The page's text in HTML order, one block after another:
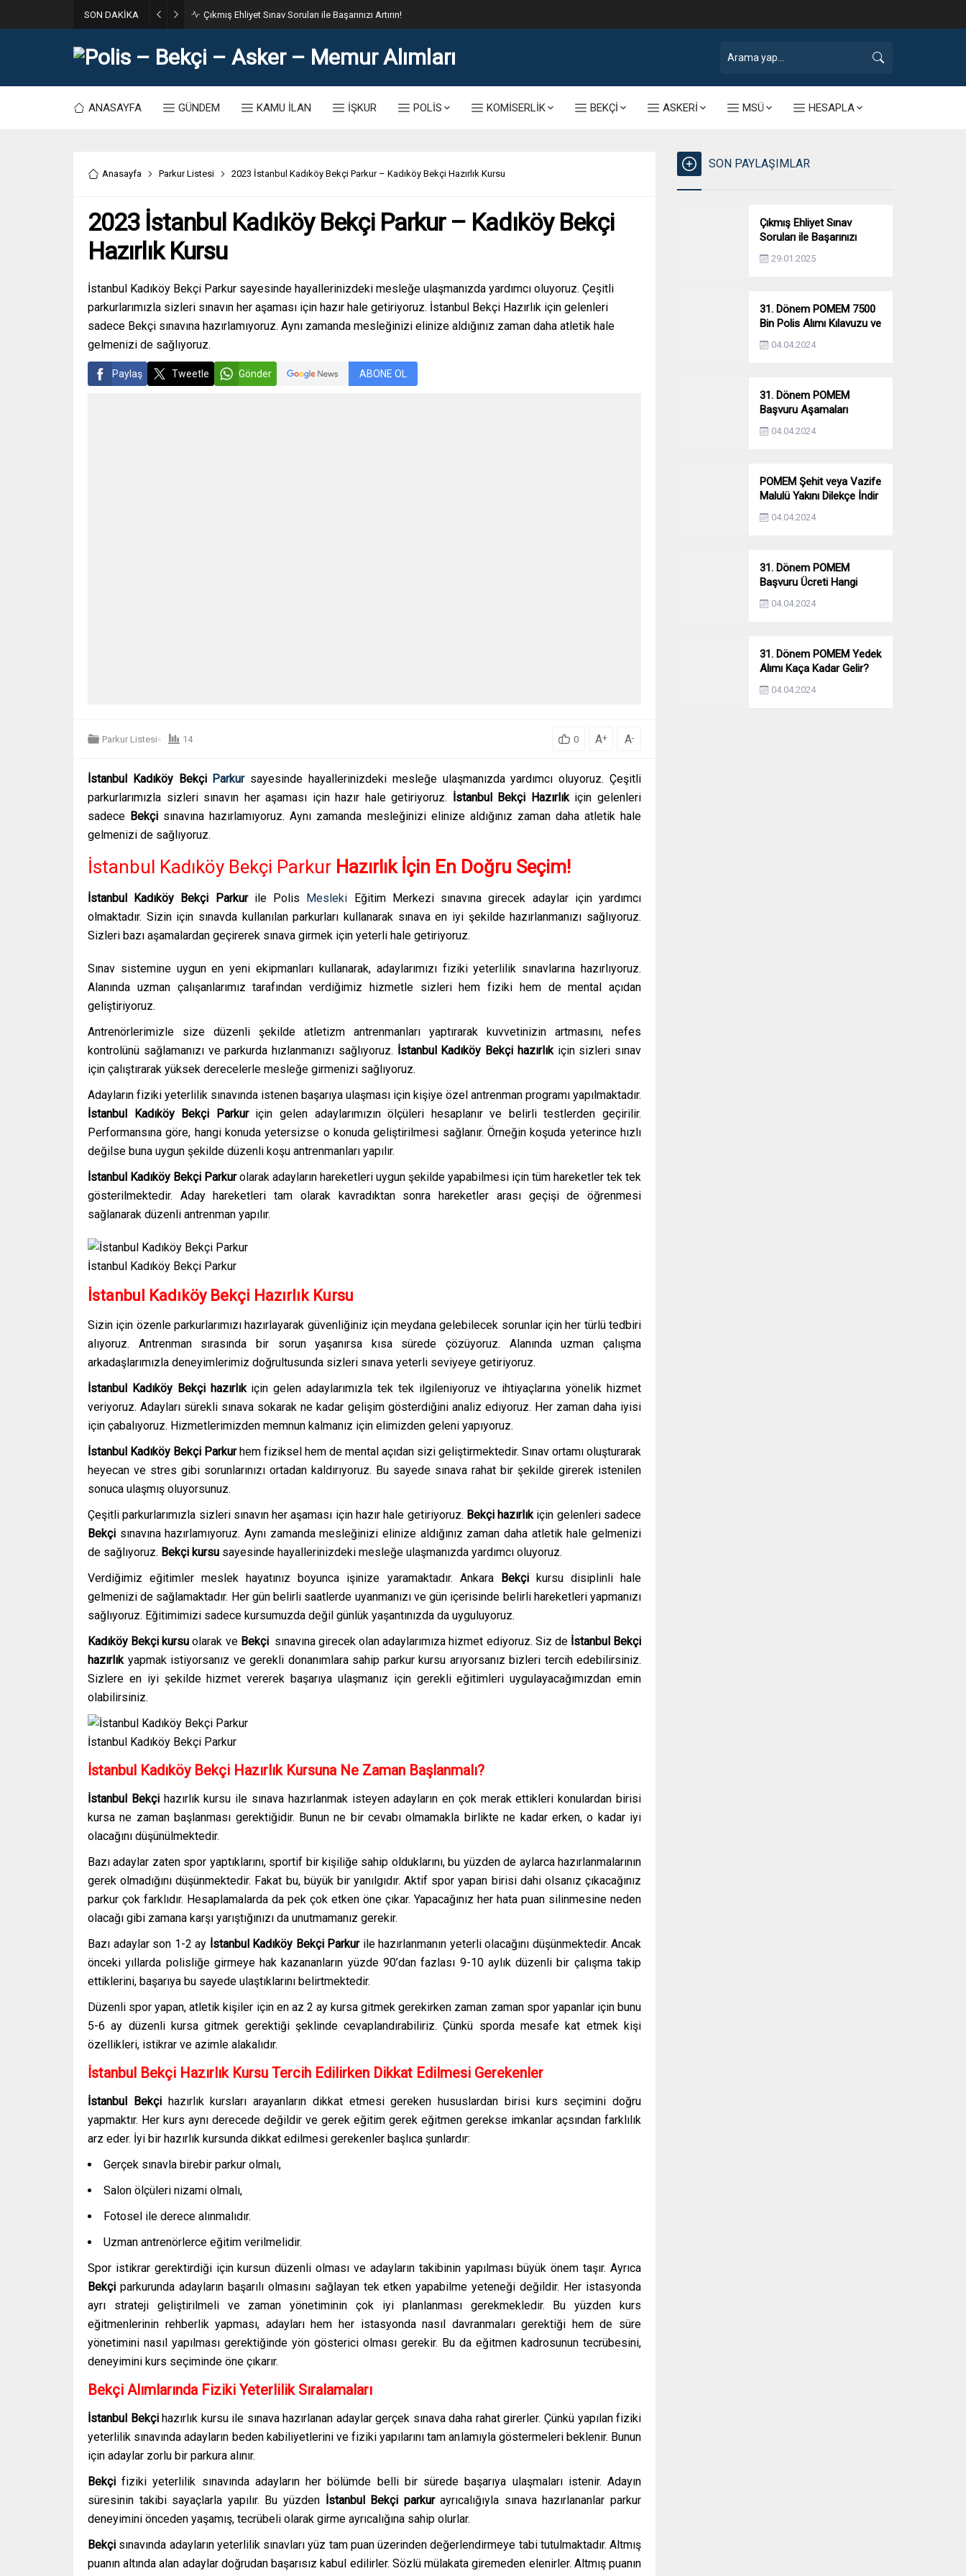
SON DAKİKA 31. Dönem POMEM 7500 Bin Polis Alımı Kılavuzu ve Başvuru Ekranı
ANASAYFA GÜNDEM KAMU İLAN İŞKUR POLİS KOMİSERLİK BEKÇİ ASKERİ MSÜ HESAPLA
Anasayfa Parkur Listesi 2023 İstanbul Kadıköy Bekçi Parkur – Kadıköy Bekçi Hazırlık Kursu
2023 İstanbul Kadıköy Bekçi Parkur – Kadıköy Bekçi
Hazırlık Kursu
İstanbul Kadıköy Bekçi Parkur sayesinde hayallerinizdeki mesleğe ulaşmanızda yardımcı oluyoruz. Çeşitli
parkurlarımızla sizleri sınavın her aşaması için hazır hale getiriyoruz. İstanbul Bekçi Hazırlık için gelenleri
sadece Bekçi sınavına hazırlamıyoruz. Aynı zamanda mesleğinizi elinize aldığınız zaman daha atletik hale
gelmenizi de sağlıyoruz.
Paylaş Tweetle Gönder ABONE OL
Parkur Listesi 14 0 A+ A-
İstanbul Kadıköy Bekçi Parkur sayesinde hayallerinizdeki mesleğe ulaşmanızda yardımcı oluyoruz. Çeşitli
parkurlarımızla sizleri sınavın her aşaması için hazır hale getiriyoruz. İstanbul Bekçi Hazırlık için gelenleri
sadece Bekçi sınavına hazırlamıyoruz. Aynı zamanda mesleğinizi elinize aldığınız zaman daha atletik hale
gelmenizi de sağlıyoruz.
İstanbul Kadıköy Bekçi Parkur Hazırlık İçin En Doğru Seçim!
İstanbul Kadıköy Bekçi Parkur ile Polis Mesleki Eğitim Merkezi sınavına girecek adaylar için yardımcı
olmaktadır. Sizin için sınavda kullanılan parkurları kullanarak sınava en iyi şekilde hazırlanmanızı sağlıyoruz.
Sizleri bazı aşamalardan geçirerek sınava girmek için yeterli hale getiriyoruz.
Sınav sistemine uygun en yeni ekipmanları kullanarak, adaylarımızı fiziki yeterlilik sınavlarına hazırlıyoruz.
Alanında uzman çalışanlarımız tarafından verdiğimiz hizmetle sizleri hem fiziki hem de mental açıdan
geliştiriyoruz.
Antrenörlerimizle size düzenli şekilde atletizm antrenmanları yaptırarak kuvvetinizin artmasını, nefes
kontrolünü sağlamanızı ve parkurda hızlanmanızı sağlıyoruz. İstanbul Kadıköy Bekçi hazırlık için sizleri sınav
için çalıştırarak yüksek derecelerle mesleğe girmenizi sağlıyoruz.
Adayların fiziki yeterlilik sınavında istenen başarıya ulaşması için kişiye özel antrenman programı yapılmaktadır.
İstanbul Kadıköy Bekçi Parkur için gelen adaylarımızın ölçüleri hesaplanır ve belirli testlerden geçirilir.
Performansına göre, hangi konuda yetersizse o konuda geliştirilmesi sağlanır. Örneğin koşuda yeterince hızlı
değilse buna uygun şekilde düzenli koşu antrenmanları yapılır.
İstanbul Kadıköy Bekçi Parkurolarak adayların hareketleri uygun şekilde yapabilmesi için tüm hareketler tek tek
gösterilmektedir. Aday hareketleri tam olarak kavradıktan sonra hareketler arası geçişi de öğrenmesi
sağlanarak düzenli antrenman yapılır.
İstanbul Kadıköy Bekçi Parkur
İstanbul Kadıköy Bekçi Hazırlık Kursu
Sizin için özenle parkurlarımızı hazırlayarak güvenliğiniz için meydana gelebilecek sorunlar için her türlü tedbiri
alıyoruz. Antrenman sırasında bir sorun yaşanırsa kısa sürede çözüyoruz. Alanında uzman çalışma
arkadaşlarımızla deneyimlerimiz doğrultusunda sizleri sınava yeterli seviyeye getiriyoruz.
İstanbul Kadıköy Bekçi hazırlık için gelen adaylarımızla tek tek ilgileniyoruz ve ihtiyaçlarına yönelik hizmet
veriyoruz. Adayları sürekli sınava sokarak ne kadar gelişim gösterdiğini analiz ediyoruz. Her zaman daha iyisi
için çabalıyoruz. Hizmetlerimizden memnun kalmanız için elimizden geleni yapıyoruz.
İstanbul Kadıköy Bekçi Parkur hem fiziksel hem de mental açıdan sizi geliştirmektedir. Sınav ortamı oluşturarak
heyecan ve stres gibi sorunlarınızı ortadan kaldırıyoruz. Bu sayede sınava rahat bir şekilde girerek istenilen
sonuca ulaşmış oluyorsunuz.
Çeşitli parkurlarımızla sizleri sınavın her aşaması için hazır hale getiriyoruz. Bekçi hazırlık için gelenleri sadece
Bekçi sınavına hazırlamıyoruz. Aynı zamanda mesleğinizi elinize aldığınız zaman daha atletik hale gelmenizi
de sağlıyoruz. Bekçi kursu sayesinde hayallerinizdeki mesleğe ulaşmanızda yardımcı oluyoruz.
Verdiğimiz eğitimler meslek hayatınız boyunca işinize yaramaktadır. Ankara Bekçikursu disiplinli hale
gelmenizi de sağlamaktadır. Her gün belirli saatlerde uyanmanızı ve gün içerisinde belirli hareketleri yapmanızı
sağlıyoruz. Eğitimimizi sadece kursumuzda değil günlük yaşantınızda da uyguluyoruz.
Kadıköy Bekçi kursuolarak ve Bekçi sınavına girecek olan adaylarımıza hizmet ediyoruz. Siz deİstanbul Bekçi
hazırlık yapmak istiyorsanız ve gerekli donanımlara sahip parkur kursu arıyorsanız bizleri tercih edebilirsiniz.
Sizlere en iyi şekilde hizmet vererek başarıya ulaşmanız için gerekli eğitimleri uygulayacağımızdan emin
olabilirsiniz.
İstanbul Kadıköy Bekçi Parkur
İstanbul Kadıköy Bekçi Hazırlık Kursuna Ne Zaman Başlanmalı?
İstanbul Bekçi hazırlık kursu ile sınava hazırlanmak isteyen adayların en çok merak ettikleri konulardan birisi
kursa ne zaman başlanması gerektiğidir. Bunun ne bir cevabı olmamakla birlikte ne kadar erken, o kadar iyi
olacağını düşünülmektedir.
Bazı adaylar zaten spor yaptıklarını, sportif bir kişiliğe sahip olduklarını, bu yüzden de aylarca hazırlanmalarının
gerek olmadığını düşünmektedir. Fakat bu, büyük bir yanılgıdır. Aktif spor yapan birisi dahi olsanız çıkacağınız
parkur çok farklıdır. Hesaplamalarda da pek çok etken öne çıkar. Yapacağınız her hata puan silinmesine neden
olacağı gibi zamana karşı yarıştığınızı da unutmamanız gerekir.
Bazı adaylar son 1-2 ay İstanbul Kadıköy Bekçi Parkur ile hazırlanmanın yeterli olacağını düşünmektedir. Ancak
önceki yıllarda polisliğe girmeye hak kazananların yüzde 90’dan fazlası 9-10 aylık düzenli bir çalışma takip
ettiklerini, başarıya bu sayede ulaştıklarını belirtmektedir.
Düzenli spor yapan, atletik kişiler için en az 2 ay kursa gitmek gerekirken zaman zaman spor yapanlar için bunu
5-6 ay düzenli kursa gitmek gerektiği şeklinde cevaplandırabiliriz. Çünkü sporda mesafe kat etmek kişi
özellikleri, istikrar ve azimle alakalıdır.
İstanbul Bekçi Hazırlık Kursu Tercih Edilirken Dikkat Edilmesi Gerekenler
İstanbul Bekçi hazırlık kursları arayanların dikkat etmesi gereken hususlardan birisi kurs seçimini doğru
yapmaktır. Her kurs aynı derecede değildir ve gerek eğitim gerek eğitmen gerekse imkanlar açsından farklılık
arz eder. İyi bir hazırlık kursunda dikkat edilmesi gerekenler başlıca şunlardır:
Gerçek sınavla birebir parkur olmalı,
Salon ölçüleri nizami olmalı,
Fotosel ile derece alınmalıdır.
Uzman antrenörlerce eğitim verilmelidir.
Spor istikrar gerektirdiği için kursun düzenli olması ve adayların takibinin yapılması büyük önem taşır. Ayrıca
Bekçi parkurunda adayların başarılı olmasını sağlayan tek etken yapabilme yeteneği değildir. Her istasyonda
ayrı strateji geliştirilmeli ve zaman yönetiminin çok iyi planlanması gerekmekledir. Bu yüzden kurs
eğitmenlerinin rehberlik yapması, adayları hem her istasyonda nasıl davranmaları gerektiği hem de süre
yönetimini nasıl yapılması gerektiğinde yön gösterici olması gerekir. Bu da eğitmen kadrosunun tecrübesini,
deneyimini kurs seçiminde öne çıkarır.
Bekçi Alımlarında Fiziki Yeterlilik Sıralamaları
İstanbul Bekçihazırlık kursu ile sınava hazırlanan adaylar gerçek sınava daha rahat girerler. Çünkü yapılan fiziki
yeterlilik sınavında adayların beden kabiliyetlerini ve fiziki yapılarını tam anlamıyla göstermeleri beklenir. Bunun
için adaylar zorlu bir parkura alınır.
Bekçi fiziki yeterlilik sınavında adayların her bölümde belli bir sürede başarıya ulaşmaları istenir. Adayın
süresinin takibi sayaçlarla yapılır. Bu yüzden İstanbul Bekçi parkurayrıcalığıyla sınava hazırlananlar parkur
deneyimini önceden yaşamış, tecrübeli olarak girme ayrıcalığına sahip olurlar.
Bekçi sınavında adayların yeterlilik sınavları yüz tam puan üzerinden değerlendirmeye tabi tutulmaktadır. Altmış
puanın altında alan adaylar doğrudan başarısız kabul edilirler. Sözlü mülakata giremeden elenirler. Altmış puanın
SON PAYLAŞIMLAR
Çıkmış Ehliyet Sınav
Soruları ile Başarınızı
Artırın!
29.01.2025
31. Dönem POMEM 7500
Bin Polis Alımı Kılavuzu ve
Başvuru Ekranı
04.04.2024
31. Dönem POMEM
Başvuru Aşamaları
Nelerdir? Ön Sağlık –
Parkur – Mülakat
04.04.2024
POMEM Şehit veya Vazife
Malulü Yakını Dilekçe İndir
04.04.2024
31. Dönem POMEM
Başvuru Ücreti Hangi
Bankaya Yatırılacak?
04.04.2024
31. Dönem POMEM Yedek
Alımı Kaça Kadar Gelir?
Yıllara Göre Yedek Alımı
04.04.2024